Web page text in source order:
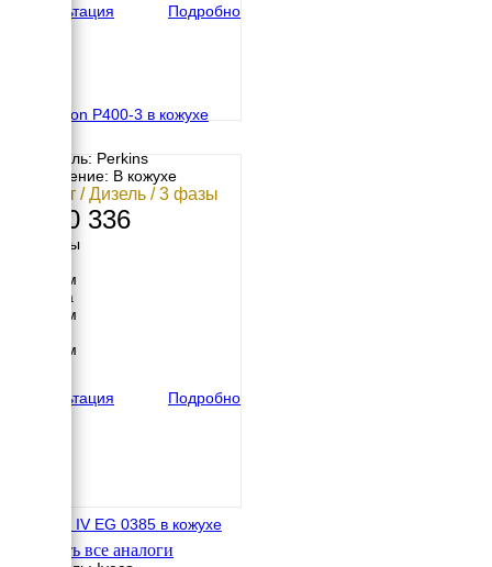
Консультация
Подробно
FG Wilson P400-3 в кожухе
Двигатель: Perkins
Исполнение: В кожухе
280 кВт / Дизель / 3 фазы
7 170 336
Размеры
4930 мм
Ширина
1658 мм
2317 мм
Консультация
Подробно
EMSA E IV EG 0385 в кожухе
Смотреть все аналоги